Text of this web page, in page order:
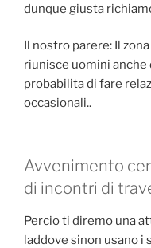
dunque giusta
Il nostro parere: Il
riunisce uomini anche
probabilita di fare
occasionali..
Avvenimento
di incontri di
Percio ti diremo una
laddove sinon usano i